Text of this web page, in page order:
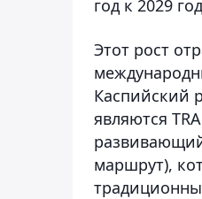
год к 2029
Этот рост
Каспийский
являются
маршрут),